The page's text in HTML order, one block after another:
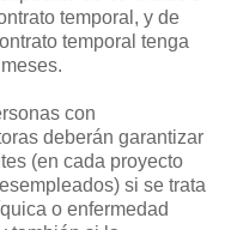
temporal, y de
temporal tenga
con
deberán garantizar
(en cada proyecto
si se trata
o enfermedad